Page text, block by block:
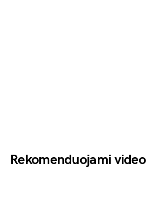
Rekomenduojami video